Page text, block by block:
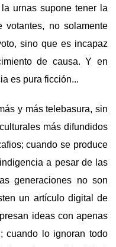
urnas supone tener la
no solamente
sino que es incapaz
de causa. Y en
es pura ficción...
y más telebasura, sin
más difundidos
cuando se produce
a pesar de las
generaciones no son
un artículo digital de
ideas con apenas
cuando lo ignoran todo